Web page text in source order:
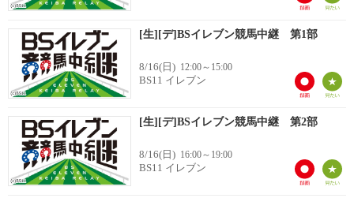
[生][デ]BSイレブン競馬中継 第1部
8/16(日) 12:00～15:00
BS11 イレブン
[生][デ]BSイレブン競馬中継 第2部
8/16(日) 16:00～19:00
BS11 イレブン